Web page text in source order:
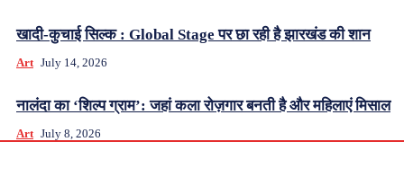
खादी-कुचाई सिल्क : Global Stage पर छा रही है झारखंड की शान
Art July 14, 2026
नालंदा का ‘शिल्प ग्राम’: जहां कला रोज़गार बनती है और महिलाएं मिसाल
Art July 8, 2026